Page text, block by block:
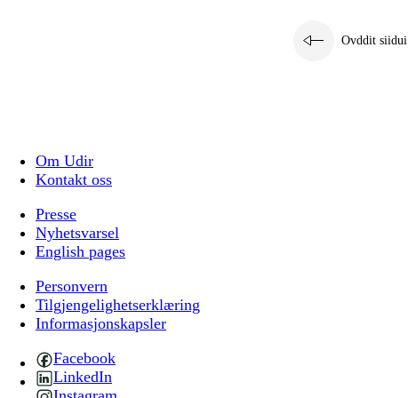
Ovddit siidui
Om Udir
Kontakt oss
Presse
Nyhetsvarsel
English pages
Personvern
Tilgjengelighetserklæring
Informasjonskapsler
Facebook
LinkedIn